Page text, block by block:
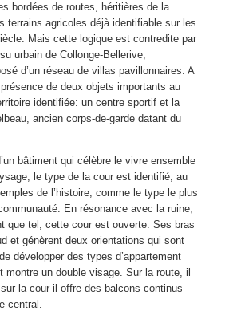
bordées de routes, héritières de la
terrains agricoles déjà identifiable sur les
Mais cette logique est contredite par
urbain de Collonge-Bellerive,
d’un réseau de villas pavillonnaires. A
de deux objets importants au
identifiée: un centre sportif et la
ancien corps-de-garde datant du
bâtiment qui célèbre le vivre ensemble
le type de la cour est identifié, au
de l’histoire, comme le type le plus
En résonance avec la ruine,
que tel, cette cour est ouverte. Ses bras
et génèrent deux orientations qui sont
développer des types d’appartement
montre un double visage. Sur la route, il
la cour il offre des balcons continus
central.